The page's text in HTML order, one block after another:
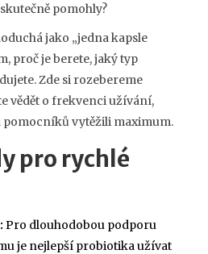
pomohly?
jako „jedna kapsle
proč je berete, jaký typ
Zde si rozebereme
vědět o frekvenci užívání,
pomocníků vytěžili maximum.
pro rychlé
Pro dlouhodobou podporu
je nejlepší probiotika užívat